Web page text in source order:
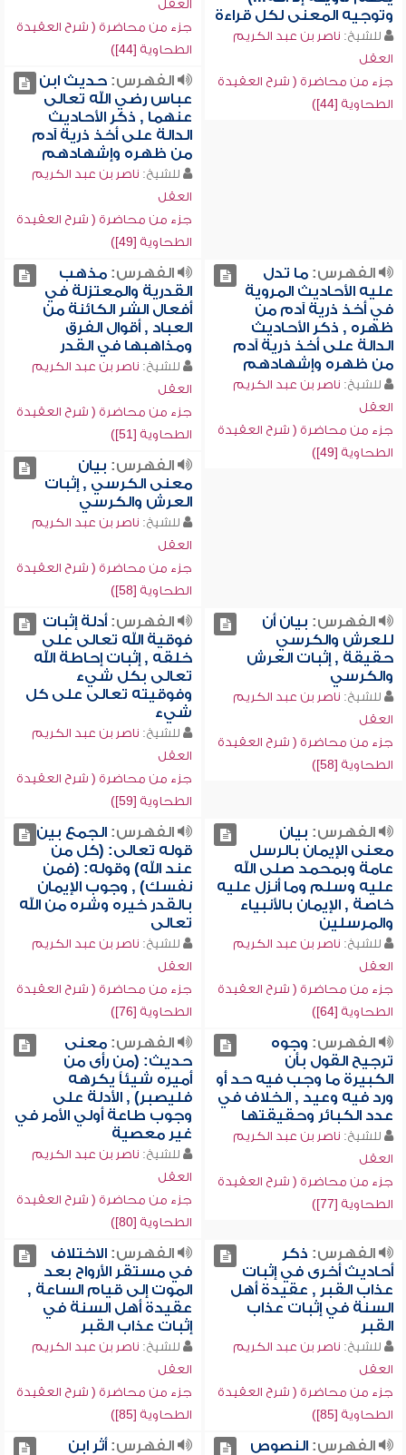
وتوجيه المعنى لكل قراءة
للشيخ: ناصر بن عبد الكريم
العقل
جزء من محاضرة ( شرح العقيدة
الطحاوية [44])
العقل
جزء من محاضرة ( شرح العقيدة
الطحاوية [44])
الفهرس:حديث ابن
عباس رضي الله تعالى
عنهما , ذكر الأحاديث
الدالة على أخذ ذرية آدم
من ظهره وإشهادهم
للشيخ: ناصر بن عبد الكريم
العقل
جزء من محاضرة ( شرح العقيدة
الطحاوية [49])
الفهرس:ما تدل
عليه الأحاديث المروية
في أخذ ذرية آدم من
ظهره , ذكر الأحاديث
الدالة على أخذ ذرية آدم
من ظهره وإشهادهم
للشيخ: ناصر بن عبد الكريم
العقل
جزء من محاضرة ( شرح العقيدة
الطحاوية [49])
الفهرس:مذهب
القدرية والمعتزلة في
أفعال الشر الكائنة من
العباد , أقوال الفرق
ومذاهبها في القدر
للشيخ: ناصر بن عبد الكريم
العقل
جزء من محاضرة ( شرح العقيدة
الطحاوية [51])
الفهرس: بيان
معنى الكرسي , إثبات
العرش والكرسي
للشيخ: ناصر بن عبد الكريم
العقل
جزء من محاضرة ( شرح العقيدة
الطحاوية [58])
الفهرس: بيان أن
للعرش والكرسي
حقيقة , إثبات العرش
والكرسي
للشيخ: ناصر بن عبد الكريم
العقل
جزء من محاضرة ( شرح العقيدة
الطحاوية [58])
الفهرس:أدلة إثبات
فوقية الله تعالى على
خلقه , إثبات إحاطة الله
تعالى بكل شيء
وفوقيته تعالى على كل
شيء
للشيخ: ناصر بن عبد الكريم
العقل
جزء من محاضرة ( شرح العقيدة
الطحاوية [59])
الفهرس: بيان
معنى الإيمان بالرسل
عامة وبمحمد صلى الله
عليه وسلم وما أنزل عليه
خاصة , الإيمان بالأنبياء
والمرسلين
للشيخ: ناصر بن عبد الكريم
العقل
جزء من محاضرة ( شرح العقيدة
الطحاوية [64])
الفهرس:الجمع بين
قوله تعالى: (كل من
عند الله) وقوله: (فمن
نفسك) , وجوب الإيمان
بالقدر خيره وشره من الله
تعالى
للشيخ: ناصر بن عبد الكريم
العقل
جزء من محاضرة ( شرح العقيدة
الطحاوية [76])
الفهرس: وجوه
ترجيح القول بأن
الكبيرة ما وجب فيه حد أو
ورد فيه وعيد , الخلاف في
عدد الكبائر وحقيقتها
للشيخ: ناصر بن عبد الكريم
العقل
جزء من محاضرة ( شرح العقيدة
الطحاوية [77])
الفهرس:معنى
حديث: (من رأى من
أميره شيئاً يكرهه
فليصبر) , الأدلة على
وجوب طاعة أولي الأمر في
غير معصية
للشيخ: ناصر بن عبد الكريم
العقل
جزء من محاضرة ( شرح العقيدة
الطحاوية [80])
الفهرس: ذكر
أحاديث أخرى في إثبات
عذاب القبر , عقيدة أهل
السنة في إثبات عذاب
القبر
للشيخ: ناصر بن عبد الكريم
العقل
جزء من محاضرة ( شرح العقيدة
الطحاوية [85])
الفهرس:الاختلاف
في مستقر الأرواح بعد
الموت إلى قيام الساعة ,
عقيدة أهل السنة في
إثبات عذاب القبر
للشيخ: ناصر بن عبد الكريم
العقل
جزء من محاضرة ( شرح العقيدة
الطحاوية [85])
الفهرس:النصوص
الفهرس:أثر ابن